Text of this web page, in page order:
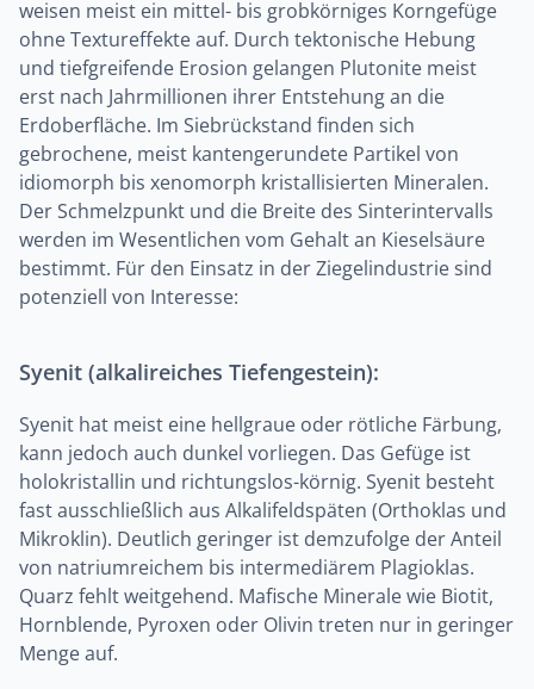
weisen meist ein mittel- bis grobkörniges Korngefüge
ohne Textureffekte auf. Durch tektonische Hebung
und tiefgreifende Erosion gelangen Plutonite meist
erst nach Jahrmillionen ihrer Entstehung an die
Erdoberfläche. Im Siebrückstand finden sich
gebrochene, meist kantengerundete Partikel von
idiomorph bis xenomorph kristallisierten Mineralen.
Der Schmelzpunkt und die Breite des Sinterintervalls
werden im Wesentlichen vom Gehalt an Kieselsäure
bestimmt. Für den Einsatz in der Ziegelindustrie sind
potenziell von Interesse:
Syenit (alkalireiches Tiefengestein):
Syenit hat meist eine hellgraue oder rötliche Färbung,
kann jedoch auch dunkel vorliegen. Das Gefüge ist
holokristallin und richtungslos-körnig. Syenit besteht
fast ausschließlich aus Alkalifeldspäten (Orthoklas und
Mikroklin). Deutlich geringer ist demzufolge der Anteil
von natriumreichem bis intermediärem Plagioklas.
Quarz fehlt weitgehend. Mafische Minerale wie Biotit,
Hornblende, Pyroxen oder Olivin treten nur in geringer
Menge auf.